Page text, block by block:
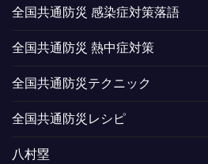
全国共通防災 感染症対策落語
全国共通防災 熱中症対策
全国共通防災テクニック
全国共通防災レシピ
八村塁